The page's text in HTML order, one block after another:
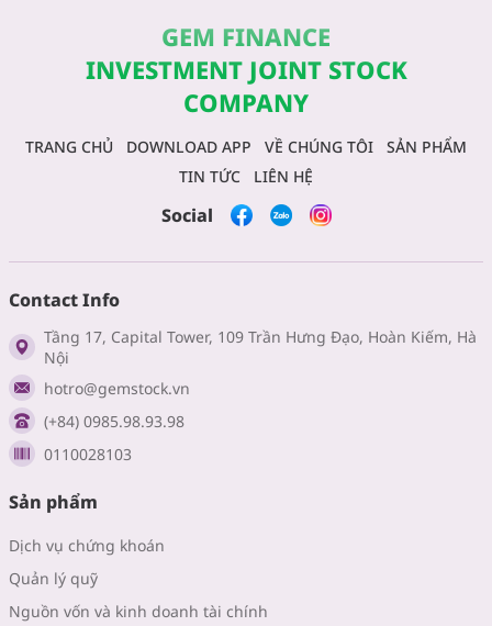
GEM FINANCE
INVESTMENT JOINT STOCK
COMPANY
TRANG CHỦ DOWNLOAD APP VỀ CHÚNG TÔI
SẢN PHẨM
TIN TỨC
LIÊN HỆ
Social
Contact Info
Tầng 17, Capital Tower, 109 Trần Hưng Đạo, Hoàn Kiếm, Hà
Nội
hotro@gemstock.vn
(+84) 0985.98.93.98
0110028103
Sản phẩm
Dịch vụ chứng khoán
Quản lý quỹ
Nguồn vốn và kinh doanh tài chính